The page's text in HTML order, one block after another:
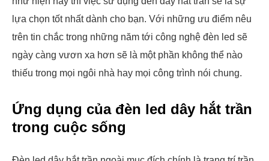
lựa chọn tốt nhất dành cho bạn. Với những ưu điểm nêu
trên tin chắc trong những năm tới công nghệ đèn led sẽ
ngày càng vươn xa hơn sẽ là một phần không thể nào
thiếu trong mọi ngôi nhà hay mọi công trình nói chung.
Ứng dụng của đèn led dây hắt trần
trong cuộc sống